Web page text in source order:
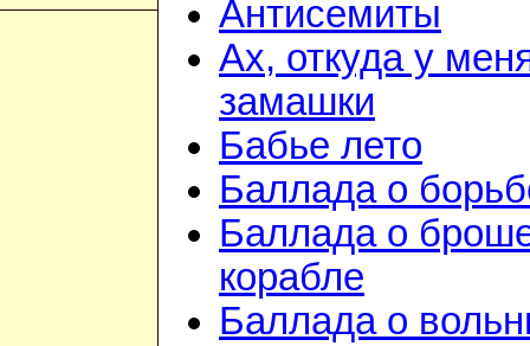
Антисемиты
Ах, откуда у
замашки
Бабье лето
Баллада о
Баллада о
корабле
Баллада о